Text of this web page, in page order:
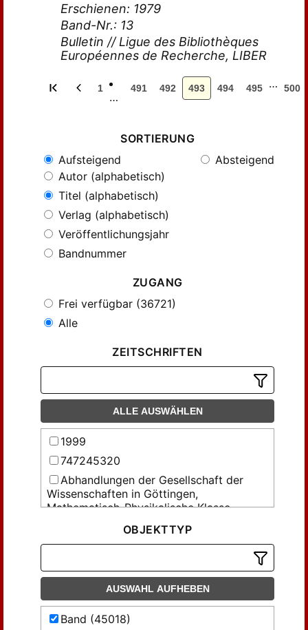
Erschienen: 1979
Band-Nr.: 13
Bulletin // Ligue des Bibliothèques
Européennes de Recherche, LIBER
1
…
491 492 493 494 495 … 500
SORTIERUNG
Aufsteigend
Absteigend
Autor (alphabetisch)
Titel (alphabetisch)
Verlag (alphabetisch)
Veröffentlichungsjahr
Bandnummer
ZUGANG
Frei verfügbar (36721)
Alle
ZEITSCHRIFTEN
ALLE AUSWÄHLEN
1999
747245320
Abhandlungen der Gesellschaft der
Wissenschaften in Göttingen,
Mathematisch-Physikalische Klasse
Abhandlungen über Preussens
Kommunalwesen und denkwürdige
vaterländische Gesetze und Einrichtungen
Acta Facultatis Rerum Naturalium
Universitatis Comenianae
Acta mathematica Universitatis
Comenianae
OBJEKTTYP
AUSWAHL AUFHEBEN
Band (45018)